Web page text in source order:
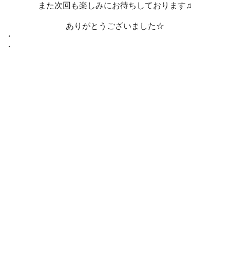
また次回も楽しみにお待ちしております♫
ありがとうございました☆
・
・